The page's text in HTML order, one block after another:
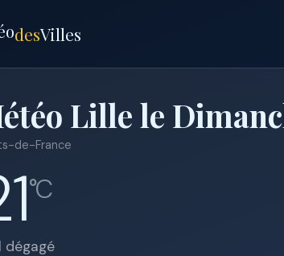
desVilles
Lille le
de-France
°C
dégagé